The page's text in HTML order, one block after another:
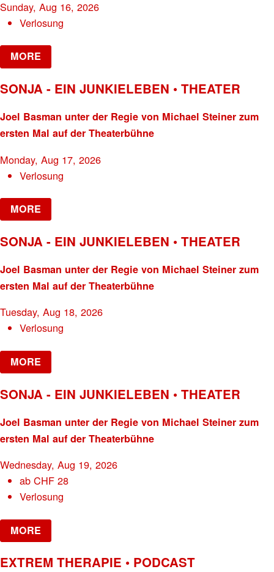
Sunday, Aug 16, 2026
Verlosung
MORE
SONJA - EIN JUNKIELEBEN • THEATER
Joel Basman unter der Regie von Michael Steiner zum
ersten Mal auf der Theaterbühne
Monday, Aug 17, 2026
Verlosung
MORE
SONJA - EIN JUNKIELEBEN • THEATER
Joel Basman unter der Regie von Michael Steiner zum
ersten Mal auf der Theaterbühne
Tuesday, Aug 18, 2026
Verlosung
MORE
SONJA - EIN JUNKIELEBEN • THEATER
Joel Basman unter der Regie von Michael Steiner zum
ersten Mal auf der Theaterbühne
Wednesday, Aug 19, 2026
abCHF 28
Verlosung
MORE
EXTREM THERAPIE • PODCAST